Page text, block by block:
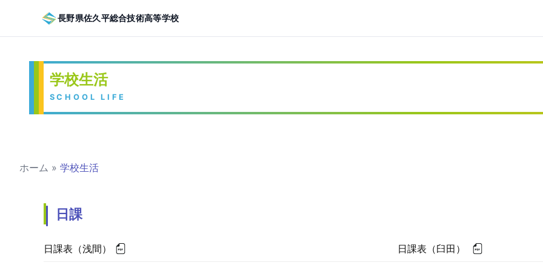
長野県佐久平総合技術高等学校
学校生活
SCHOOL LIFE
ホーム » 学校生活
日課
日課表（浅間） 日課表（臼田）